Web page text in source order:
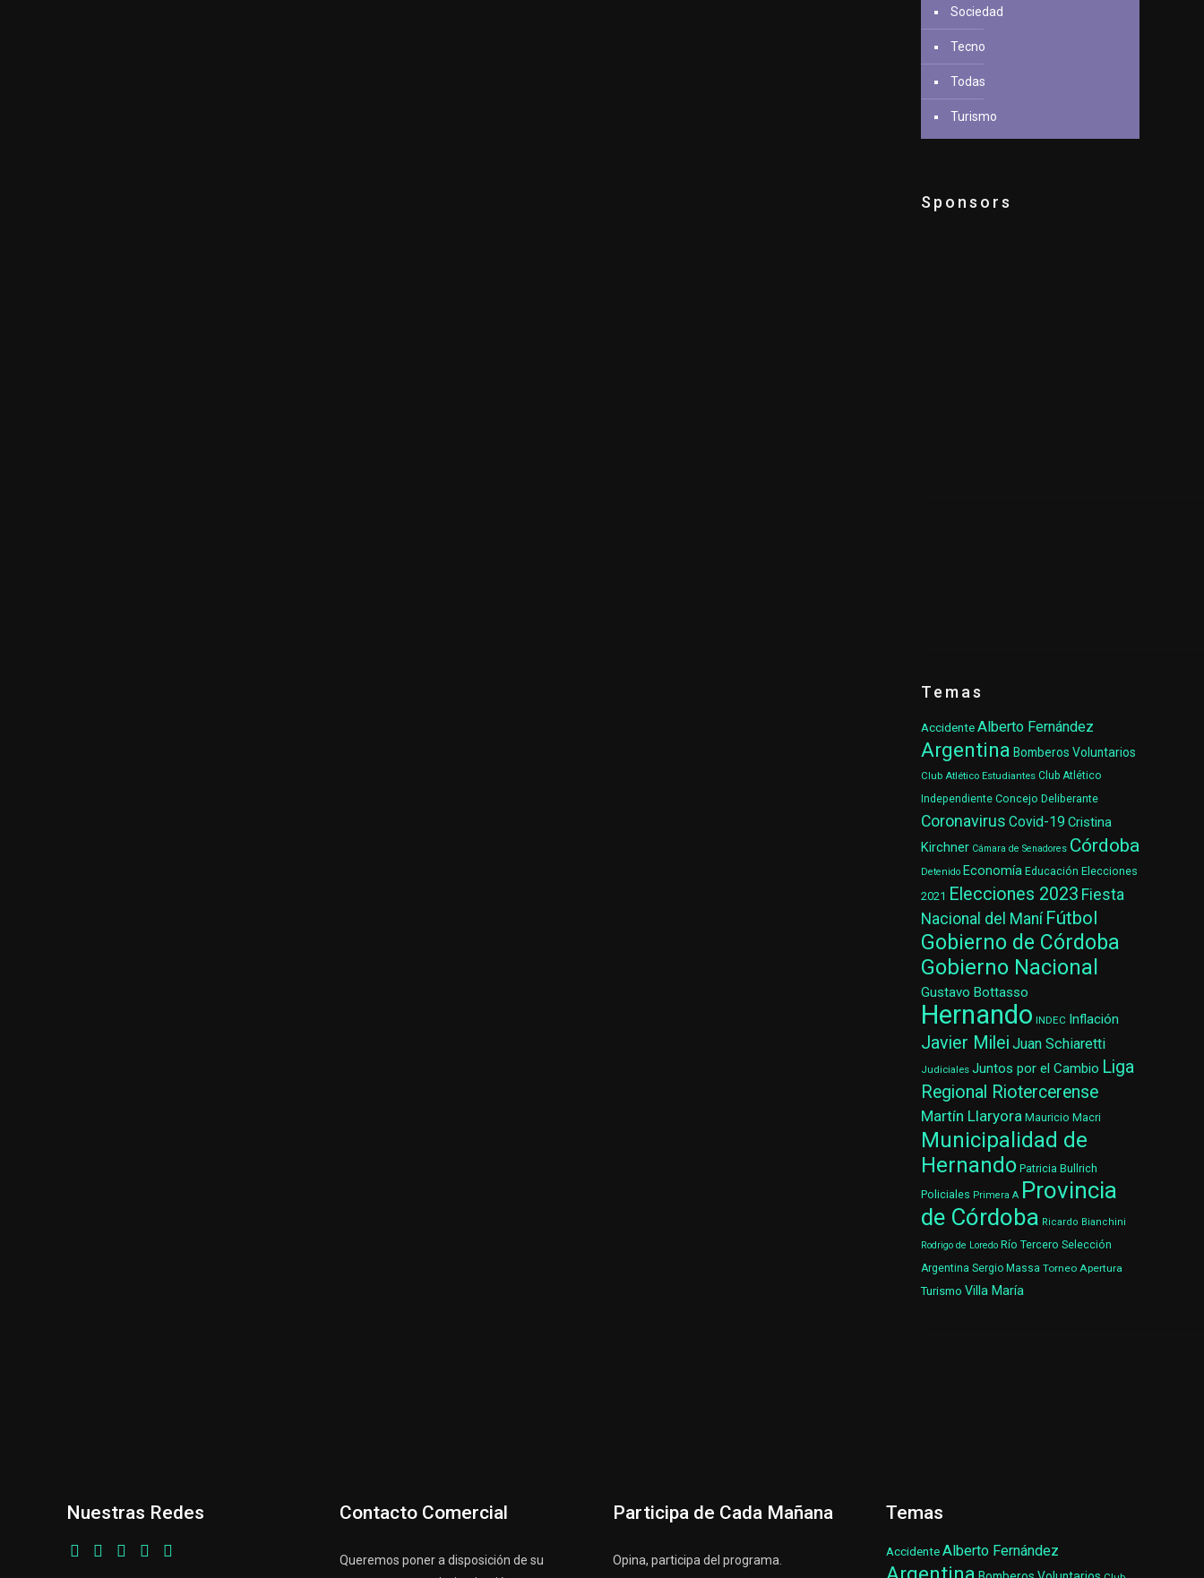
Sociedad
Tecno
Todas
Turismo
Sponsors
Temas
AccidenteAlberto Fernández
Argentina Bomberos Voluntarios
Club Atlético Estudiantes Club Atlético
Independiente Concejo Deliberante
Coronavirus Covid-19 Cristina
Kirchner Cámara de Senadores Córdoba
Detenido Economía Educación Elecciones
2021 Elecciones 2023 Fiesta
Nacional del Maní Fútbol
Gobierno de Córdoba
Gobierno Nacional
Gustavo Bottasso
Hernando INDEC Inflación
Javier Milei Juan Schiaretti
Judiciales Juntos por el Cambio Liga
Regional Riotercerense
Martín Llaryora Mauricio Macri
Municipalidad de
Hernando Patricia Bullrich
Policiales Primera A Provincia
de Córdoba Ricardo Bianchini
Rodrigo de Loredo Río Tercero Selección
Argentina Sergio Massa Torneo Apertura
Turismo Villa María
Nuestras Redes Contacto Comercial
Queremos poner a disposición de su
Participa de Cada Mañana
Opina, participa del programa.
Temas
AccidenteAlberto Fernández